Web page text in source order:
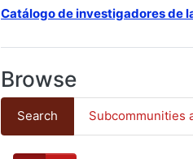
Catálogo de investigadores de
Browse
Search Subcommunities